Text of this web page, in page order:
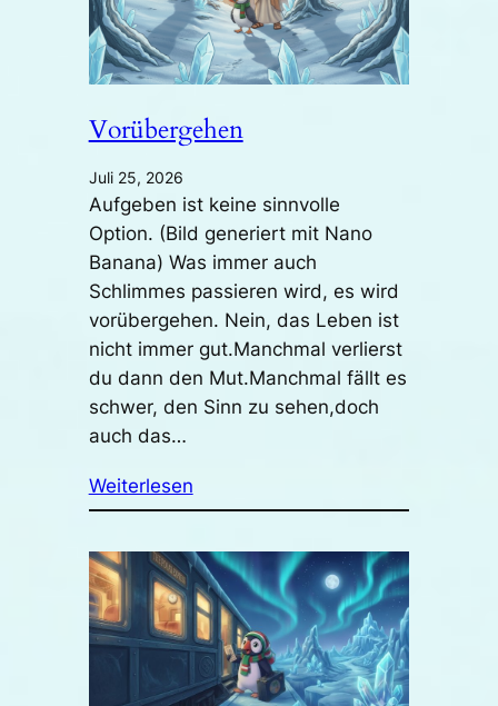
Vorübergehen
Juli 25, 2026
Aufgeben ist keine sinnvolle
Option. (Bild generiert mit Nano
Banana) Was immer auch
Schlimmes passieren wird, es wird
vorübergehen. Nein, das Leben ist
nicht immer gut.Manchmal verlierst
du dann den Mut.Manchmal fällt es
schwer, den Sinn zu sehen,doch
auch das…
Weiterlesen